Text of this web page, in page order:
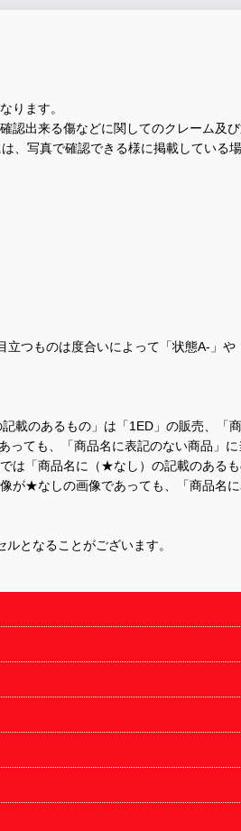
ります。
出来る傷などに関してのクレーム及
写真で確認できる様に掲載してい
つものは度合いによって「状態A-」や
のあるもの」は「1ED」の販売、「
ても、「商品名に表記のない商品」に
「商品名に（★なし）の記載のある
★なしの画像であっても、「商品名
となることがございます。